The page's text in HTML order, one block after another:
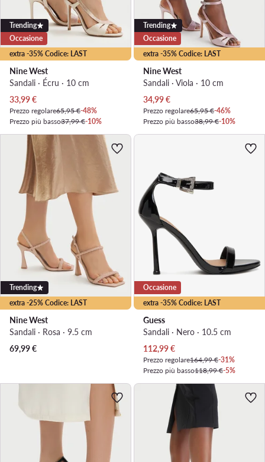
extra -35% Codice: LAST
Trending
Occasione
Nine West
Sandali · Écru · 10 cm
Prezzo attuale
33,99€
Prezzo regolare65,95 €-48%
Prezzo più basso37,99 €-10%
extra -35% Codice: LAST
Trending
Occasione
Nine West
Sandali · Viola · 10 cm
Prezzo attuale
34,99€
Prezzo regolare65,95 €-46%
Prezzo più basso38,99 €-10%
extra -25% Codice: LAST
Trending
Nine West
Sandali · Rosa · 9.5 cm
69,99€
extra -35% Codice: LAST
Occasione
Guess
Sandali · Nero · 10.5 cm
Prezzo attuale
112,99€
Prezzo regolare164,99 €-31%
Prezzo più basso118,99 €-5%